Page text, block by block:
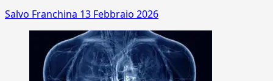
Salvo Franchina 13 Febbraio 2026